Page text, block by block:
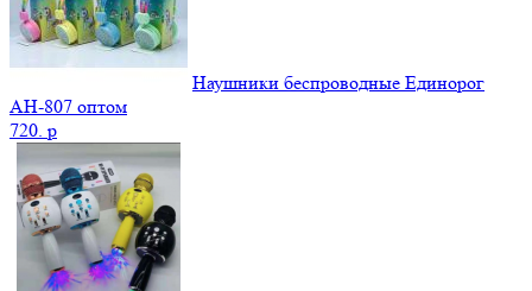
Наушники беспроводные Единорог
AH-807 оптом
720. p